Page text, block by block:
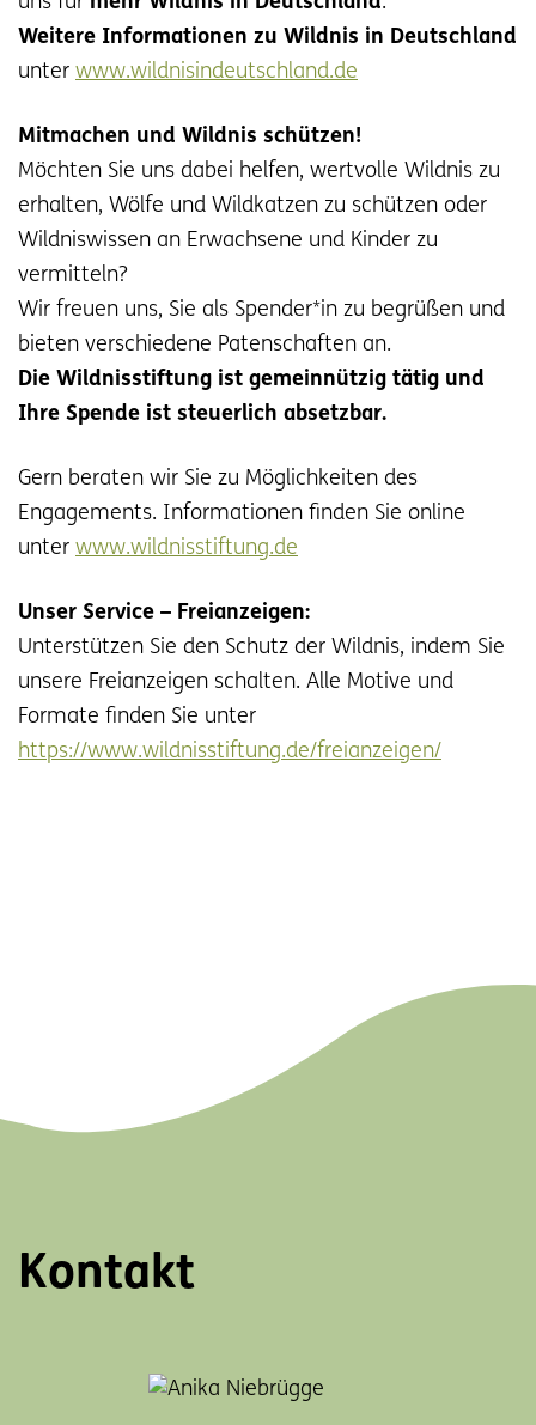
Weitere Informationen zu Wildnis in Deutschland
unter www.wildnisindeutschland.de
Mitmachen und Wildnis schützen!
Möchten Sie uns dabei helfen, wertvolle Wildnis zu
erhalten, Wölfe und Wildkatzen zu schützen oder
Wildniswissen an Erwachsene und Kinder zu
vermitteln?
Wir freuen uns, Sie als Spender*in zu begrüßen und
bieten verschiedene Patenschaften an.
Die Wildnisstiftung ist gemeinnützig tätig und
Ihre Spende ist steuerlich absetzbar.
Gern beraten wir Sie zu Möglichkeiten des
Engagements. Informationen finden Sie online
unter www.wildnisstiftung.de
Unser Service – Freianzeigen:
Unterstützen Sie den Schutz der Wildnis, indem Sie
unsere Freianzeigen schalten. Alle Motive und
Formate finden Sie unter
https://www.wildnisstiftung.de/freianzeigen/
Kontakt